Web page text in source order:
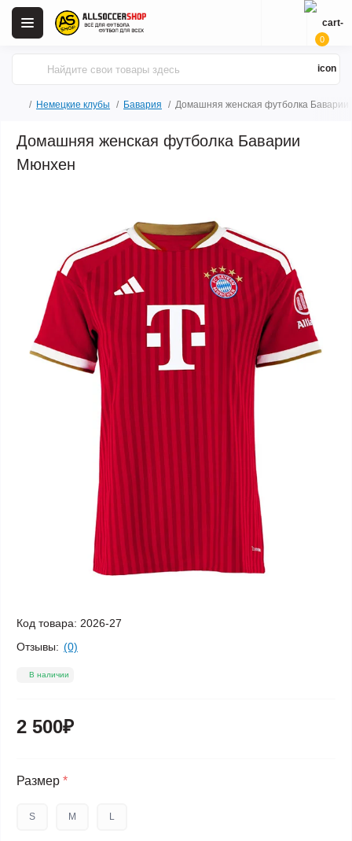
0
Немецкие клубы Бавария Домашняя женская футболка Баварии
Домашняя женская футболка Баварии
Мюнхен
Код товара: 2026-27
Отзывы: (0)
В наличии
2 500₽
Размер *
S M L